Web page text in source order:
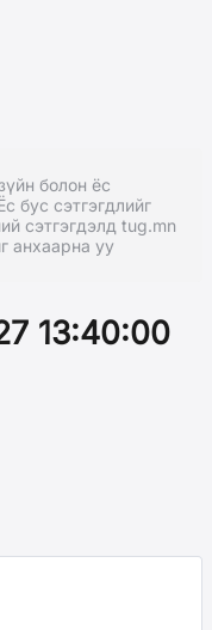
болон ёс
бус сэтгэгдлийг
сэтгэгдэлд tug.mn
анхаарна уу
13:40:00